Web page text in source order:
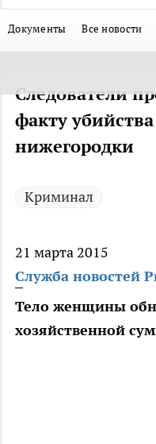
Документы Все новости
Следователи
факту
нижегородки
Криминал
21 марта 2015
Служба новостей
Тело женщины
хозяйственной